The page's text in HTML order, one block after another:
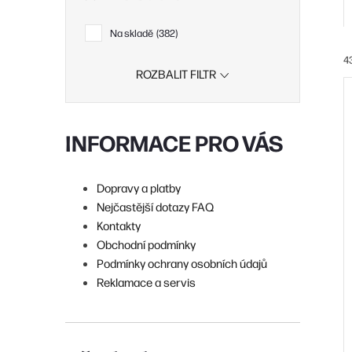
Na skladě 382
ROZBALIT FILTR
INFORMACE PRO VÁS
Dopravy a platby
Nejčastější dotazy FAQ
Kontakty
Obchodní podmínky
Podmínky ochrany osobních údajů
Reklamace a servis
a